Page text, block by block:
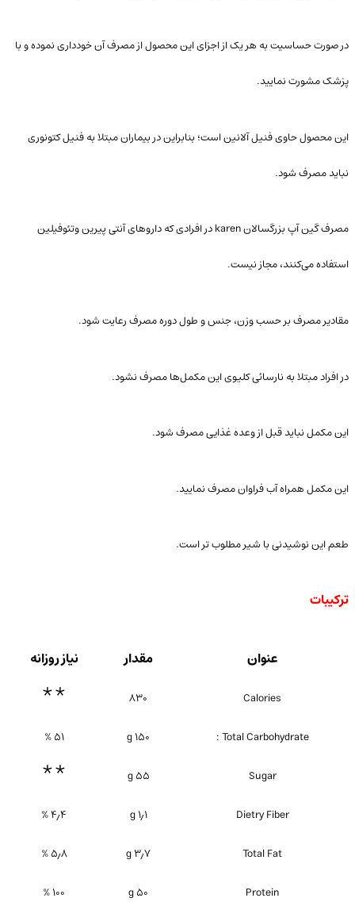
در صورت حساسیت به هر یک از اجزای این محصول از مصرف آن خودداری نموده و با
پزشک مشورت نمایید.
این محصول حاوی فنیل آلانین است؛ بنابراین در بیماران مبتلا به فنیل کتونوری
نباید مصرف شود.
مصرف گین آپ بزرگسالان karen در افرادی که داروهای آنتی پیرین وتئوفیلین
استفاده می‌کنند، مجاز نیست.
مقادیر مصرف بر حسب وزن،‌ جنس و طول دوره مصرف رعایت شود.
در افراد مبتلا به نارسائی کلیوی این مکمل‌ها مصرف نشود.
این مکمل نباید قبل از وعده غذایی مصرف شود.
این مکمل همراه آب فراوان مصرف نمایید.
طعم این نوشیدنی با شیر مطلوب تر است.
ترکیبات
عنوان مقدار نیاز روزانه
Calories ۸۳۰ **
Total Carbohydrate : ۱۵۰ g ۵۱ %
Sugar ۵۵ g **
Dietry Fiber ۱٫۱ g ۴٫۴ %
Total Fat ۳٫۷ g ۵٫۸ %
Protein ۵۰ g ۱۰۰ %